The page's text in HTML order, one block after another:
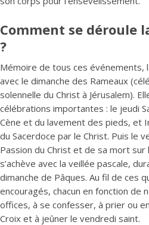
Comment se déroule
?
Mémoire de tous ces événements,
avec le dimanche des Rameaux
solennelle du Christ à Jérusalem).
célébrations importantes : le jeudi
Cène et du lavement des pieds, et
du Sacerdoce par le Christ. Puis le
Passion du Christ et de sa mort sur
s’achève avec la veillée pascale,
dimanche de Pâques. Au fil de ces
encouragés, chacun en fonction de
offices, à se confesser, à prier ou
Croix et à jeûner le vendredi saint.